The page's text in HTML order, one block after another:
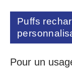
Puffs
Pour un